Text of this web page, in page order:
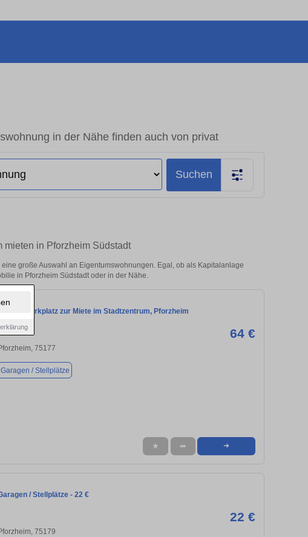
in der Nähe finden auch von privat
Suchen
mieten in Pforzheim Südstadt
große Auswahl an Eigentumswohnungen. Egal, ob als Kapitalanlage
in Pforzheim Südstadt oder in der Nähe.
Garage-Parkplatz zur Miete im Stadtzentrum, Pforzheim
64 €
75177
Garagen / Stellplätze
★ ➦ ➜
/ Stellplätze - 22 €
22 €
75179